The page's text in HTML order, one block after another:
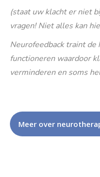
(staat uw klacht er niet
vragen! Niet alles kan
Neurofeedback traint
functioneren waardoor
verminderen en soms
Meer over